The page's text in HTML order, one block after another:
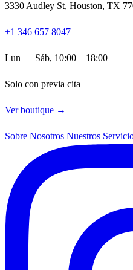
3330 Audley St, Houston, TX
+1 346 657 8047
Lun — Sáb, 10:00 – 18:00
Solo con previa cita
Ver boutique →
Sobre Nosotros Nuestros